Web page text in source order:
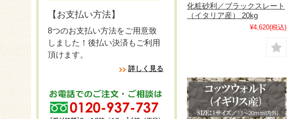
化粧砂利／ブラックスレート
（イタリア産） 20kg
¥4,620(税込)
【お支払い方法】
8つのお支払い方法をご用意致
しました！後払い決済もご利用
頂けます。
詳しく見る